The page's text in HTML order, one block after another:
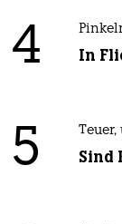
4 In
5 Sind